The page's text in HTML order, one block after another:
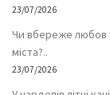
23/07/2026
Чи вбереже любов
міста?..
23/07/2026